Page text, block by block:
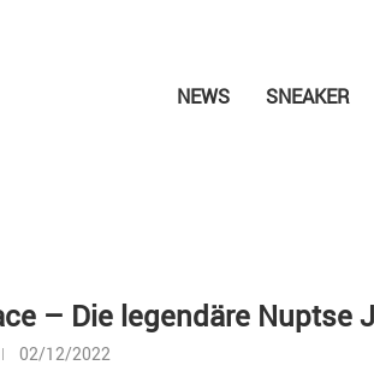
NEWS SNEAKER
– Die legendäre Nuptse
02/12/2022